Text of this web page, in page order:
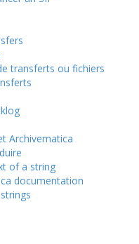
transferts ou fichiers
Archivematica
of a string
documentation